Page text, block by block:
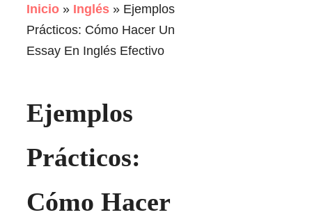
Inicio » Inglés » Ejemplos
Prácticos: Cómo Hacer Un
Essay En Inglés Efectivo
Ejemplos
Prácticos:
Cómo Hacer